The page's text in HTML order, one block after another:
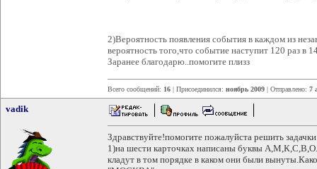
2)Вероятность появления события в каждом из
вероятность того,что событие наступит 120 раз в
Заранее благодарю..помогите плизз
Всего сообщений: 16 | Присоединился: ноябрь 2009 | Отправлено: 7
vadik
Здравствуйте!помогите пожалуйста решить
1)на шести карточках написаны буквы
кладут в том порядке в каком они были